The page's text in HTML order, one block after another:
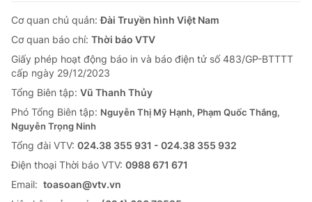
Cơ quan chủ quản:Đài Truyền hình Việt Nam
Cơ quan báo chí: Thời báo VTV
Giấy phép hoạt động báo in và báo điện tử số 483/GP-BTTTT
cấp ngày 29/12/2023
Tổng Biên tập: Vũ Thanh Thủy
Phó Tổng Biên tập: Nguyễn Thị Mỹ Hạnh, Phạm Quốc Thắng,
Nguyễn Trọng Ninh
Tổng đài VTV: 024.38 355 931 - 024.38 355 932
Ðiện thoại Thời báo VTV: 0988 671 671
Email: toasoan@vtv.vn